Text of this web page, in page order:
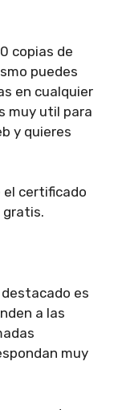
copias de
puedes
en cualquier
muy util para
y quieres
el certificado
gratis.
es
a las
muy